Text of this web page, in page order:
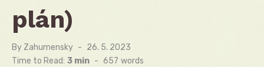
plán)
By Zahumensky
Posted
on
26. 5. 2023
Time to Read: 3 min - 657 words